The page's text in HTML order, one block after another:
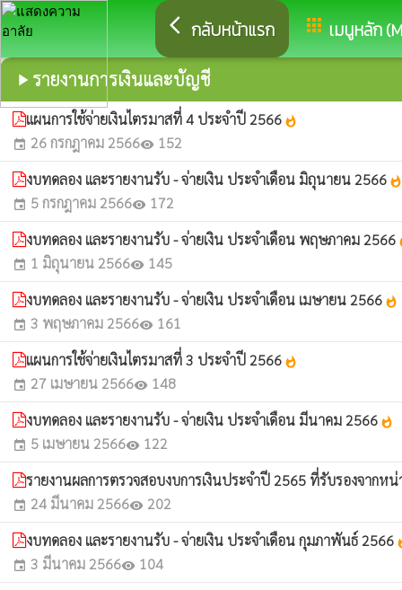
arrow_back_ios กลับหน้าแรก apps เมนูหลัก
play_arrow รายงานการเงินและบัญชี
แผนการใช้จ่ายเงินไตรมาสที่ 4 ประจำปี 2566 whatshot
event 26 กรกฎาคม 2566visibility 152
งบทดลอง และรายงานรับ - จ่ายเงิน ประจำเดือน มิถุนายน 2566 whatshot
event 5 กรกฎาคม 2566visibility 172
งบทดลอง และรายงานรับ - จ่ายเงิน ประจำเดือน พฤษภาคม 2566
event 1 มิถุนายน 2566visibility 145
งบทดลอง และรายงานรับ - จ่ายเงิน ประจำเดือน เมษายน 2566 whatshot
event 3 พฤษภาคม 2566visibility 161
แผนการใช้จ่ายเงินไตรมาสที่ 3 ประจำปี 2566 whatshot
event 27 เมษายน 2566visibility 148
งบทดลอง และรายงานรับ - จ่ายเงิน ประจำเดือน มีนาคม 2566 whatshot
event 5 เมษายน 2566visibility 122
รายงานผลการตรวจสอบงบการเงินประจำปี 2565 ที่รับรองจากห
event 24 มีนาคม 2566visibility 202
งบทดลอง และรายงานรับ - จ่ายเงิน ประจำเดือน กุมภาพันธ์ 2566
event 3 มีนาคม 2566visibility 104